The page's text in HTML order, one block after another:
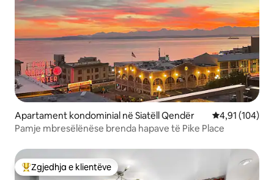
Apartament kondominial në Siatëll Qendër Vlerësimi
4,91 (104)
Pamje mbresëlënëse brenda hapave të Pike Place
Më të mirat e zgjedhjeve të klientëve
Zgjedhja e klientëve